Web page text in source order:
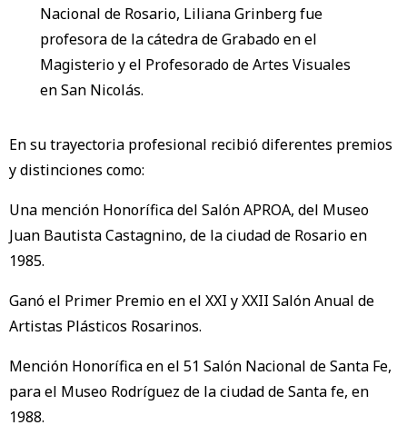
Nacional de Rosario, Liliana Grinberg fue
profesora de la cátedra de Grabado en el
Magisterio y el Profesorado de Artes Visuales
en San Nicolás.
En su trayectoria profesional recibió diferentes premios
y distinciones como:
Una mención Honorífica del Salón APROA, del Museo
Juan Bautista Castagnino, de la ciudad de Rosario en
1985.
Ganó el Primer Premio en el XXI y XXII Salón Anual de
Artistas Plásticos Rosarinos.
Mención Honorífica en el 51 Salón Nacional de Santa Fe,
para el Museo Rodríguez de la ciudad de Santa fe, en
1988.